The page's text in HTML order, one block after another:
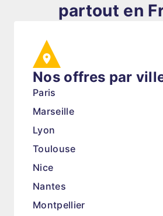
partout en
Nos offres par
Paris
Marseille
Lyon
Toulouse
Nice
Nantes
Montpellier